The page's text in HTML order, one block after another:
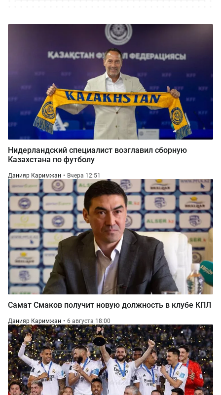
Нидерландский специалист возглавил сборную
Казахстана по футболу
Данияр Каримжан Вчера 12:51
Самат Смаков получит новую должность в клубе КПЛ
Данияр Каримжан 6 августа 18:00